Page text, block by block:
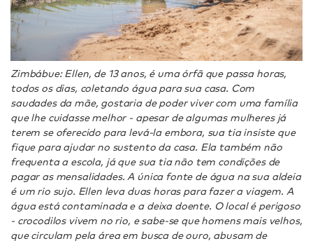
Zimbábue: Ellen, de 13 anos, é uma órfã que passa horas,
todos os dias, coletando água para sua casa. Com
saudades da mãe, gostaria de poder viver com uma família
que lhe cuidasse melhor - apesar de algumas mulheres já
terem se oferecido para levá-la embora, sua tia insiste que
fique para ajudar no sustento da casa. Ela também não
frequenta a escola, já que sua tia não tem condições de
pagar as mensalidades. A única fonte de água na sua aldeia
é um rio sujo. Ellen leva duas horas para fazer a viagem. A
água está contaminada e a deixa doente. O local é perigoso
- crocodilos vivem no rio, e sabe-se que homens mais velhos,
que circulam pela área em busca de ouro, abusam de